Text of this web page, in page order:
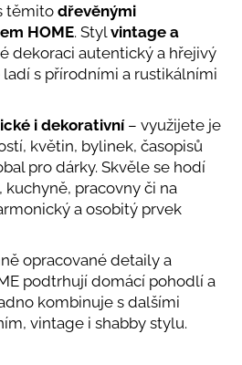
těmitodřevěnými
HOME. Styl vintage a
dekoraci autentický a hřejivý
s přírodními a rustikálními
i dekorativní– využijete je
květin, bylinek, časopisů
pro dárky. Skvěle se hodí
pracovny či na
a osobitý prvek
opracované detaily a
podtrhují domácí pohodlí a
kombinuje s dalšími
vintage i shabby stylu.